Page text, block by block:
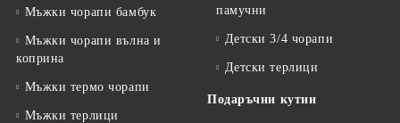
Мъжки чорапи бамбук
Мъжки чорапи вълна и
коприна
Мъжки термо чорапи
Мъжки терлици
памучни
Детски 3/4 чорапи
Детски терлици
Подаръчни кутии